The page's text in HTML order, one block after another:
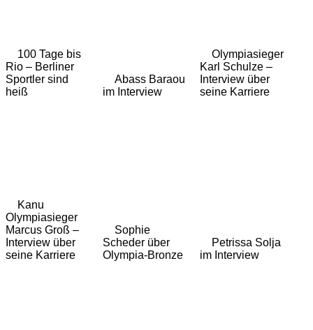
100 Tage bis
Rio – Berliner
Sportler sind
heiß
Abass Baraou
im Interview
Olympiasieger
Karl Schulze –
Interview über
seine Karriere
Kanu
Olympiasieger
Marcus Groß –
Interview über
seine Karriere
Sophie
Scheder über
Olympia-Bronze
Petrissa Solja
im Interview